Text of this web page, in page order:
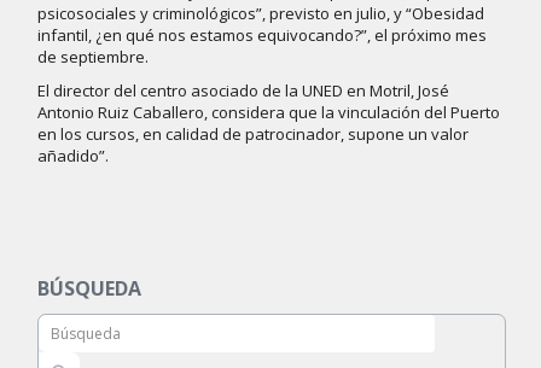
psicosociales y criminológicos”, previsto en julio, y “Obesidad
infantil, ¿en qué nos estamos equivocando?”, el próximo mes
de septiembre.
El director del centro asociado de la UNED en Motril, José
Antonio Ruiz Caballero, considera que la vinculación del Puerto
en los cursos, en calidad de patrocinador, supone un valor
añadido”.
BÚSQUEDA